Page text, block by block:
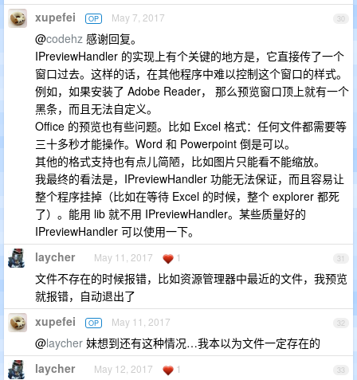
30
xupefei OP May 7, 2017
@codehz 感谢回复。
IPreviewHandler 的实现上有个关键的地方是，它直接传了一个
窗口过去。这样的话，在其他程序中难以控制这个窗口的样式。
例如，如果安装了 Adobe Reader， 那么预览窗口顶上就有一个
黑条，而且无法自定义。
Office 的预览也有些问题。比如 Excel 格式：任何文件都需要等
三十多秒才能操作。Word 和 Powerpoint 倒是可以。
其他的格式支持也有点儿简陋，比如图片只能看不能缩放。
我最终的看法是，IPreviewHandler 功能无法保证，而且容易让
整个程序挂掉（比如在等待 Excel 的时候，整个 explorer 都死
了）。能用 lib 就不用 IPreviewHandler。某些质量好的
IPreviewHandler 可以使用一下。
31
laycher May 11, 2017 1
文件不存在的时候报错，比如资源管理器中最近的文件，我预览
就报错，自动退出了
32
xupefei OP May 11, 2017
@laycher 妹想到还有这种情况…我本以为文件一定存在的
33
laycher May 12, 2017 1